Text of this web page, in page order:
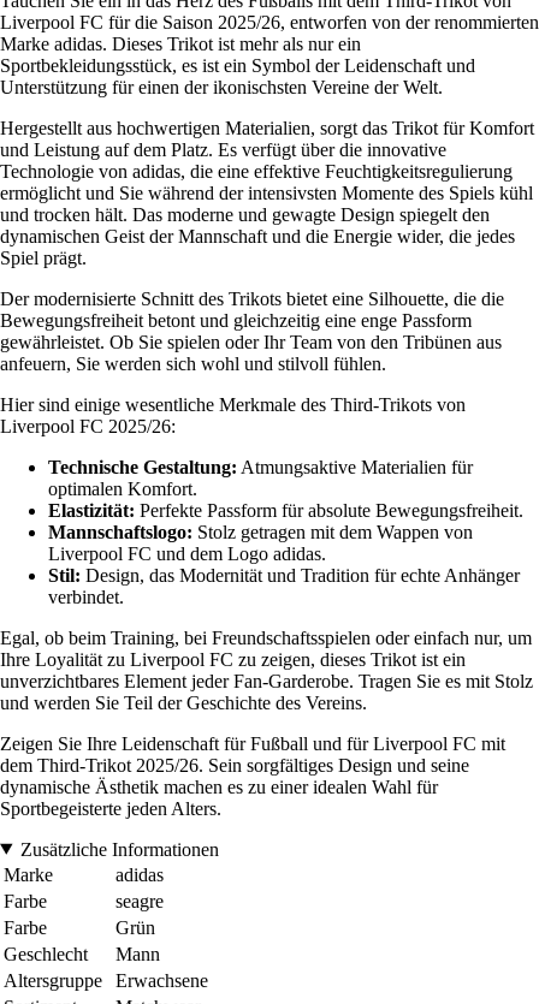
Liverpool FC für die Saison 2025/26, entworfen von der renommierten
Marke adidas. Dieses Trikot ist mehr als nur ein
Sportbekleidungsstück, es ist ein Symbol der Leidenschaft und
Unterstützung für einen der ikonischsten Vereine der Welt.
Hergestellt aus hochwertigen Materialien, sorgt das Trikot für Komfort
und Leistung auf dem Platz. Es verfügt über die innovative
Technologie von adidas, die eine effektive Feuchtigkeitsregulierung
ermöglicht und Sie während der intensivsten Momente des Spiels kühl
und trocken hält. Das moderne und gewagte Design spiegelt den
dynamischen Geist der Mannschaft und die Energie wider, die jedes
Spiel prägt.
Der modernisierte Schnitt des Trikots bietet eine Silhouette, die die
Bewegungsfreiheit betont und gleichzeitig eine enge Passform
gewährleistet. Ob Sie spielen oder Ihr Team von den Tribünen aus
anfeuern, Sie werden sich wohl und stilvoll fühlen.
Hier sind einige wesentliche Merkmale des Third-Trikots von
Liverpool FC 2025/26:
Technische Gestaltung: Atmungsaktive Materialien für
optimalen Komfort.
Elastizität: Perfekte Passform für absolute Bewegungsfreiheit.
Mannschaftslogo: Stolz getragen mit dem Wappen von
Liverpool FC und dem Logo adidas.
Stil: Design, das Modernität und Tradition für echte Anhänger
verbindet.
Egal, ob beim Training, bei Freundschaftsspielen oder einfach nur, um
Ihre Loyalität zu Liverpool FC zu zeigen, dieses Trikot ist ein
unverzichtbares Element jeder Fan-Garderobe. Tragen Sie es mit Stolz
und werden Sie Teil der Geschichte des Vereins.
Zeigen Sie Ihre Leidenschaft für Fußball und für Liverpool FC mit
dem Third-Trikot 2025/26. Sein sorgfältiges Design und seine
dynamische Ästhetik machen es zu einer idealen Wahl für
Sportbegeisterte jeden Alters.
Zusätzliche Informationen
Marke
adidas
Farbe
seagre
Farbe
Grün
Geschlecht
Mann
Altersgruppe
Erwachsene